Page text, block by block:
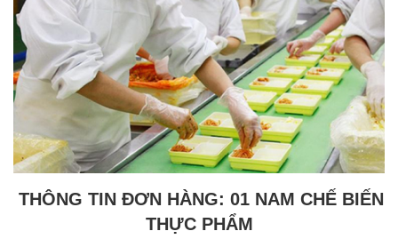
THÔNG TIN ĐƠN HÀNG: 01 NAM CHẾ BIẾN
THỰC PHẨM